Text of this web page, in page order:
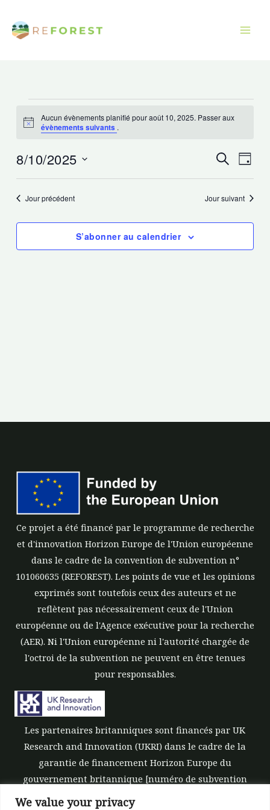
We value your privacy
contenu
for
10,
Avis
Aucun évènements planifié pour août 10, 2025. Passer aux
évènements suivants .
Recherche
vues
Recherche
Jour
8/10/2025
Sélectionnez
uneJour précédent Jour suivant
S’abonner au calendrier
Ce projet a été financé par le programme de recherche
et d'innovation Horizon Europe de l'Union européenne
dans le cadre de la convention de subvention n°
101060635 (REFOREST). Les points de vue et les opinions
exprimés sont toutefois ceux des auteurs et ne
reflètent pas nécessairement ceux de l'Union
européenne ou de l'Agence exécutive pour la recherche
(AER). Ni l'Union européenne ni l'autorité chargée de
l'octroi de la subvention ne peuvent en être tenues
pour responsables.
Les partenaires britanniques sont financés par UK
Research and Innovation (UKRI) dans le cadre de la
garantie de financement Horizon Europe du
gouvernement britannique [numéro de subvention